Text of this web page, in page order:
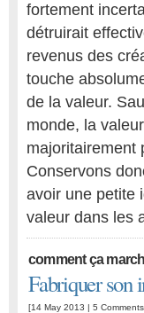
fortement
détruirait
revenus des
touche
de la valeur.
monde, la
majoritairement
Conservons
avoir une petite
valeur dans les
comment ça
Fabriquer son
[14 May 2013 | 5 Comments